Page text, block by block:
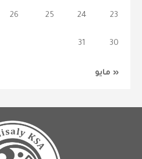
« مايو
23
24
25
26
30
31